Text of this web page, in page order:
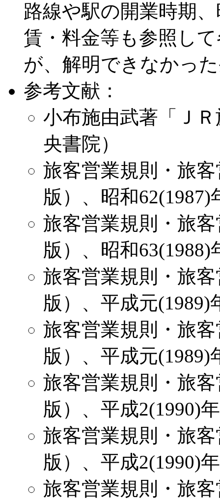
路線や駅の開業時期
賃・料金等も参照し
が、解明できなかっ
参考文献：
小布施由武著「Ｊ
央書院）
旅客営業規則・旅
版）、昭和62(1987)
旅客営業規則・旅
版）、昭和63(1988)
旅客営業規則・旅
版）、平成元(1989)
旅客営業規則・旅
版）、平成元(1989)
旅客営業規則・旅
版）、平成2(1990)
旅客営業規則・旅
版）、平成2(1990)
旅客営業規則・旅